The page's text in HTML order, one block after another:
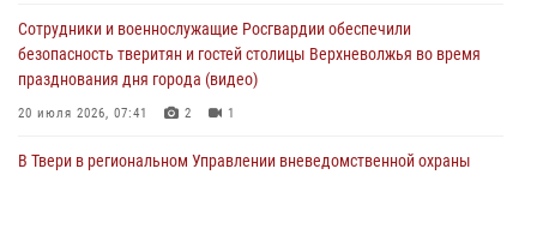
Сотрудники и военнослужащие Росгвардии обеспечили
безопасность тверитян и гостей столицы Верхневолжья во время
празднования дня города (видео)
20 июля 2026, 07:41 2 1
В Твери в региональном Управлении вневедомственной охраны